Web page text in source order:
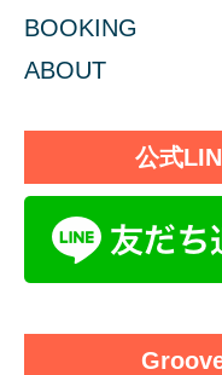
BOOKING
ABOUT
公式